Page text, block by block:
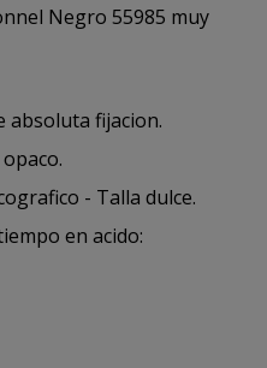
Negro 55985 muy
absoluta fijacion.
- Talla dulce.
en acido: